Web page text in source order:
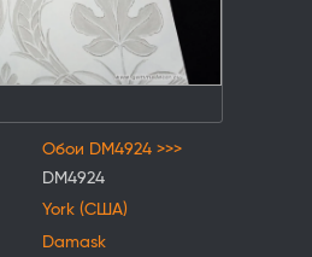
Обои DM4924 >>>
DM4924
York (США)
Damask